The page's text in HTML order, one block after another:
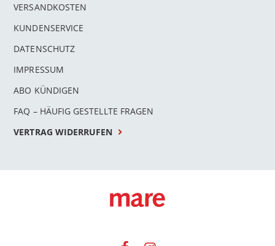
VERSANDKOSTEN
KUNDENSERVICE
DATENSCHUTZ
IMPRESSUM
ABO KÜNDIGEN
FAQ – HÄUFIG GESTELLTE FRAGEN
VERTRAG WIDERRUFEN